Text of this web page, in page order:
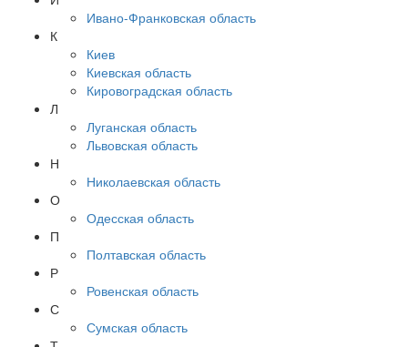
Ивано-Франковская область
К
Киев
Киевская область
Кировоградская область
Л
Луганская область
Львовская область
Н
Николаевская область
О
Одесская область
П
Полтавская область
Р
Ровенская область
С
Сумская область